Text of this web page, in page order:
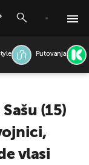
Putovanja
(15)
vlasi